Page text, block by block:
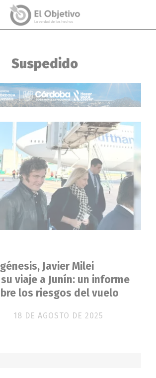
Suspedido
Javier Milei
viaje a Junín: un informe
los riesgos del vuelo
18 DE AGOSTO DE 2025